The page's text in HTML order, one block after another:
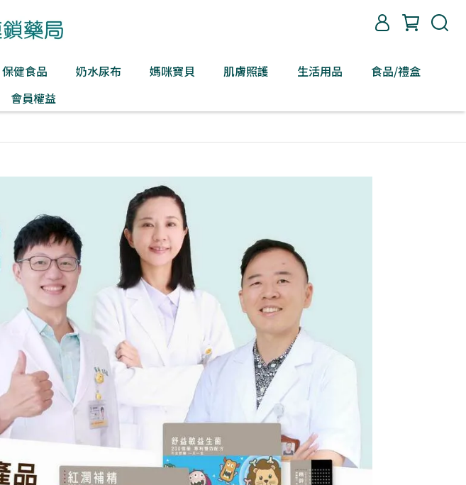
保健食品 奶水尿布 媽咪寶貝 肌膚照護 生活用品
食品/禮盒
會員權益